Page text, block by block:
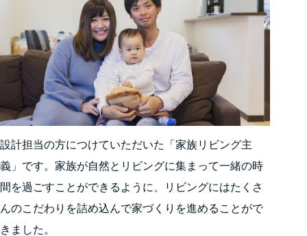
設計担当の方につけていただいた「家族リビング主
義」です。家族が自然とリビングに集まって一緒の時
間を過ごすことができるように、リビングにはたくさ
んのこだわりを詰め込んで家づくりを進めることがで
きました。